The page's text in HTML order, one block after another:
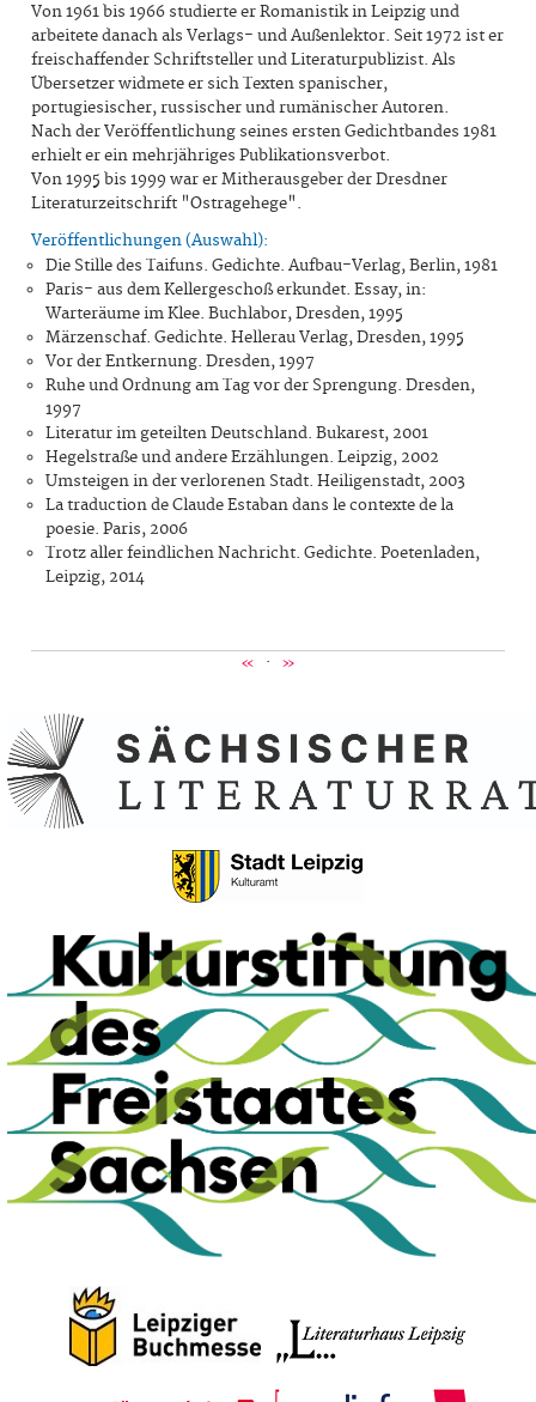
Von 1961 bis 1966 studierte er Romanistik in Leipzig und
arbeitete danach als Verlags- und Außenlektor. Seit 1972 ist er
freischaffender Schriftsteller und Literaturpublizist. Als
Übersetzer widmete er sich Texten spanischer,
portugiesischer, russischer und rumänischer Autoren.
Nach der Veröffentlichung seines ersten Gedichtbandes 1981
erhielt er ein mehrjähriges Publikationsverbot.
Von 1995 bis 1999 war er Mitherausgeber der Dresdner
Literaturzeitschrift "Ostragehege".
Veröffentlichungen (Auswahl):
Die Stille des Taifuns. Gedichte. Aufbau-Verlag, Berlin, 1981
Paris- aus dem Kellergeschoß erkundet. Essay, in:
Warteräume im Klee. Buchlabor, Dresden, 1995
Märzenschaf. Gedichte. Hellerau Verlag, Dresden, 1995
Vor der Entkernung. Dresden, 1997
Ruhe und Ordnung am Tag vor der Sprengung. Dresden,
1997
Literatur im geteilten Deutschland. Bukarest, 2001
Hegelstraße und andere Erzählungen. Leipzig, 2002
Umsteigen in der verlorenen Stadt. Heiligenstadt, 2003
La traduction de Claude Estaban dans le contexte de la
poesie. Paris, 2006
Trotz aller feindlichen Nachricht. Gedichte. Poetenladen,
Leipzig, 2014
« · »